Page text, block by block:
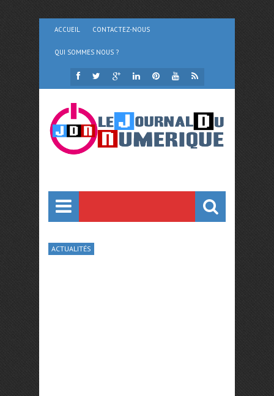
ACCUEIL CONTACTEZ-NOUS
QUI SOMMES NOUS ?
ACTUALITÉS